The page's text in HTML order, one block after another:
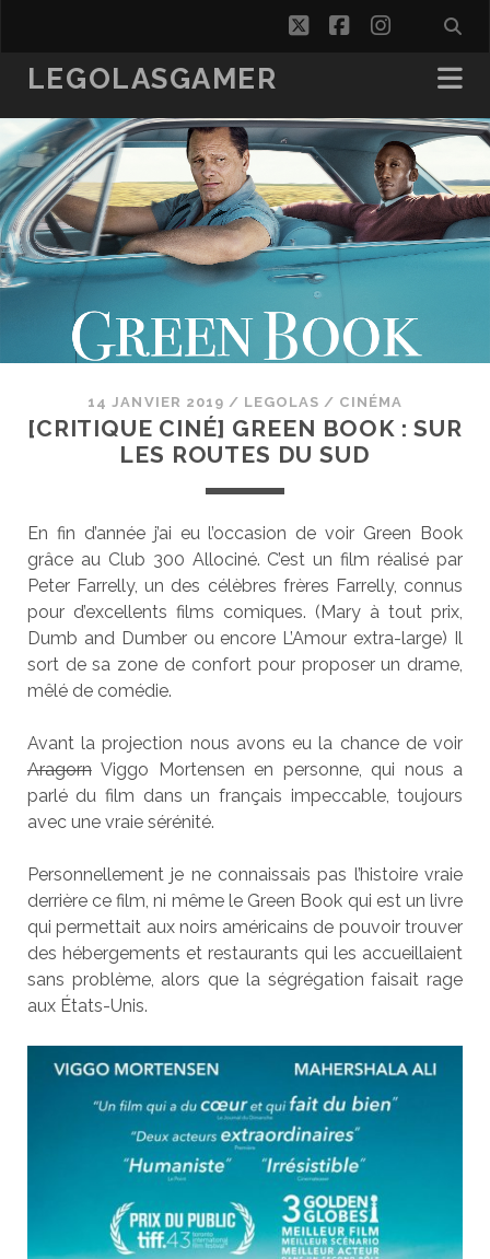
twitterfacebook
LEGOLASGAMER
14 JANVIER 2019 / LEGOLAS / CINÉMA
[CRITIQUE CINÉ] GREEN BOOK : SUR
LES ROUTES DU SUD
En fin d’année j’ai eu l’occasion de voir Green Book
grâce au Club 300 Allociné. C’est un film réalisé par
Peter Farrelly, un des célèbres frères Farrelly, connus
pour d’excellents films comiques. (Mary à tout prix,
Dumb and Dumber ou encore L’Amour extra-large) Il
sort de sa zone de confort pour proposer un drame,
mêlé de comédie.
Avant la projection nous avons eu la chance de voir
AragornViggo Mortensen en personne, qui nous a
parlé du film dans un français impeccable, toujours
avec une vraie sérénité.
Personnellement je ne connaissais pas l’histoire vraie
derrière ce film, ni même le Green Book qui est un livre
qui permettait aux noirs américains de pouvoir trouver
des hébergements et restaurants qui les accueillaient
sans problème, alors que la ségrégation faisait rage
aux États-Unis.